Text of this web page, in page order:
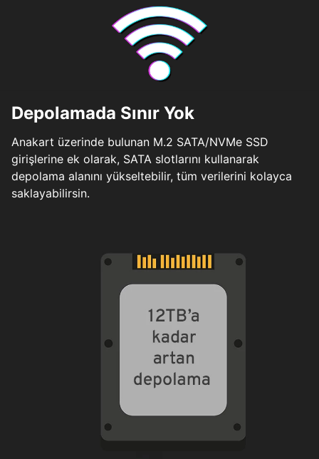
Depolamada Sınır Yok
Anakart üzerinde bulunan M.2 SATA/NVMe SSD
girişlerine ek olarak, SATA slotlarını kullanarak
depolama alanını yükseltebilir, tüm verilerini kolayca
saklayabilirsin.